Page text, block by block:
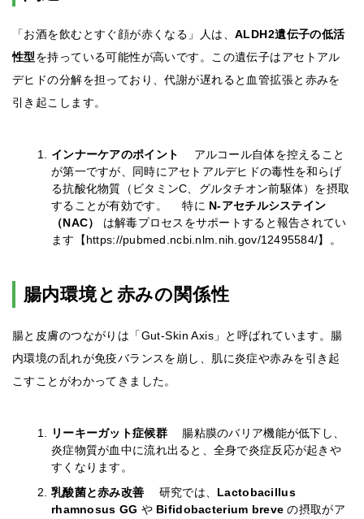
「お酒を飲むとすぐ顔が赤くなる」人は、 ALDH2遺伝子の低活
性型を持っている可能性が高いです。この遺伝子はアセトアル
デヒドの分解を担っており、代謝が遅れると血管拡張と赤みを
引き起こします。
インナーケアのポイント
アルコール自体を控えること
が第一ですが、同時にアセトアルデヒドの毒性を和らげ
る抗酸化物質（ビタミンC、グルタチオン前駆体）を摂取
することが有効です。 特に N-アセチルシステイン
（NAC）
は解毒プロセスをサポートすると報告されてい
ます【https://pubmed.ncbi.nlm.nih.gov/12495584/】。
腸内環境と赤みの関係性
腸と皮膚のつながりは「Gut-Skin Axis」と呼ばれています。腸
内環境の乱れが免疫バランスを崩し、肌に炎症や赤みを引き起
こすことがわかってきました。
リーキーガット症候群
腸粘膜のバリア機能が低下し、
炎症物質が血中に流れ出ると、全身で炎症反応が起きや
すくなります。
乳酸菌と赤み改善
研究では、 Lactobacillus
rhamnosus GG や Bifidobacterium breve の摂取がア